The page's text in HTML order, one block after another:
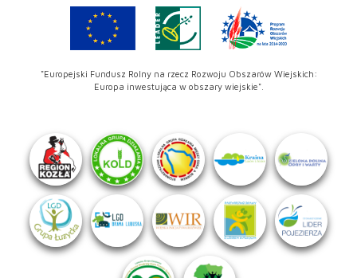
"Europejski Fundusz Rolny na rzecz Rozwoju Obszarów Wiejskich:
Europa inwestująca w obszary wiejskie".